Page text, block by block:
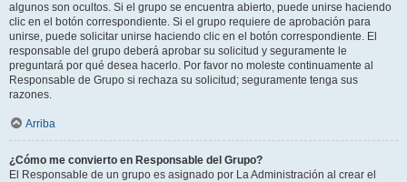
algunos son ocultos. Si el grupo se encuentra abierto, puede unirse haciendo
clic en el botón correspondiente. Si el grupo requiere de aprobación para
unirse, puede solicitar unirse haciendo clic en el botón correspondiente. El
responsable del grupo deberá aprobar su solicitud y seguramente le
preguntará por qué desea hacerlo. Por favor no moleste continuamente al
Responsable de Grupo si rechaza su solicitud; seguramente tenga sus
razones.
Arriba
¿Cómo me convierto en Responsable del Grupo?
El Responsable de un grupo es asignado por La Administración al crear el